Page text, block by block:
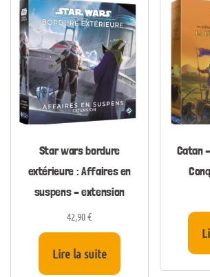
Star wars bordure
extérieure : Affaires en
suspens – extension
42,90€
Lire la suite
Catan